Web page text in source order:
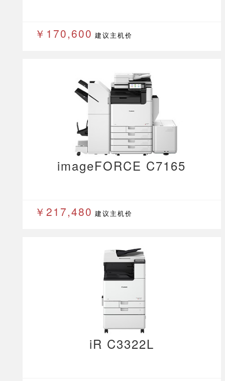
￥170,600 建议主机价
imageFORCE C7165
￥217,480 建议主机价
iR C3322L